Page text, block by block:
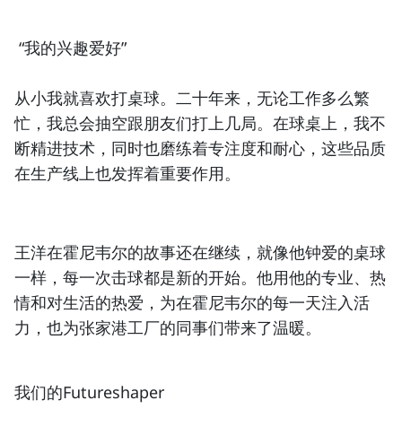
“我的兴趣爱好”
从小我就喜欢打桌球。二十年来，无论工作多么繁
忙，我总会抽空跟朋友们打上几局。在球桌上，我不
断精进技术，同时也磨练着专注度和耐心，这些品质
在生产线上也发挥着重要作用。
王洋在霍尼韦尔的故事还在继续，就像他钟爱的桌球
一样，每一次击球都是新的开始。他用他的专业、热
情和对生活的热爱，为在霍尼韦尔的每一天注入活
力，也为张家港工厂的同事们带来了温暖。
我们的Futureshaper